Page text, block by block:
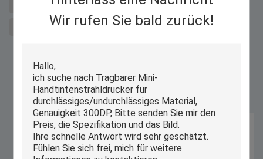
Wir rufen Sie bald zurück!
Maschine zum Laserschneiden von Metallen für Salz Faserlaserschneider
Barcode-Tintenstrahldrucker
Ähnliche Produkte